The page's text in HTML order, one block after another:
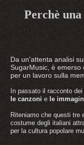
Da un'attenta analisi
SugarMusic, è
per un lavoro sulla
In passato il racconto
le canzoni e le
Riteniamo che questi tre
costume degli italiani
per la cultura popolare
Perchè